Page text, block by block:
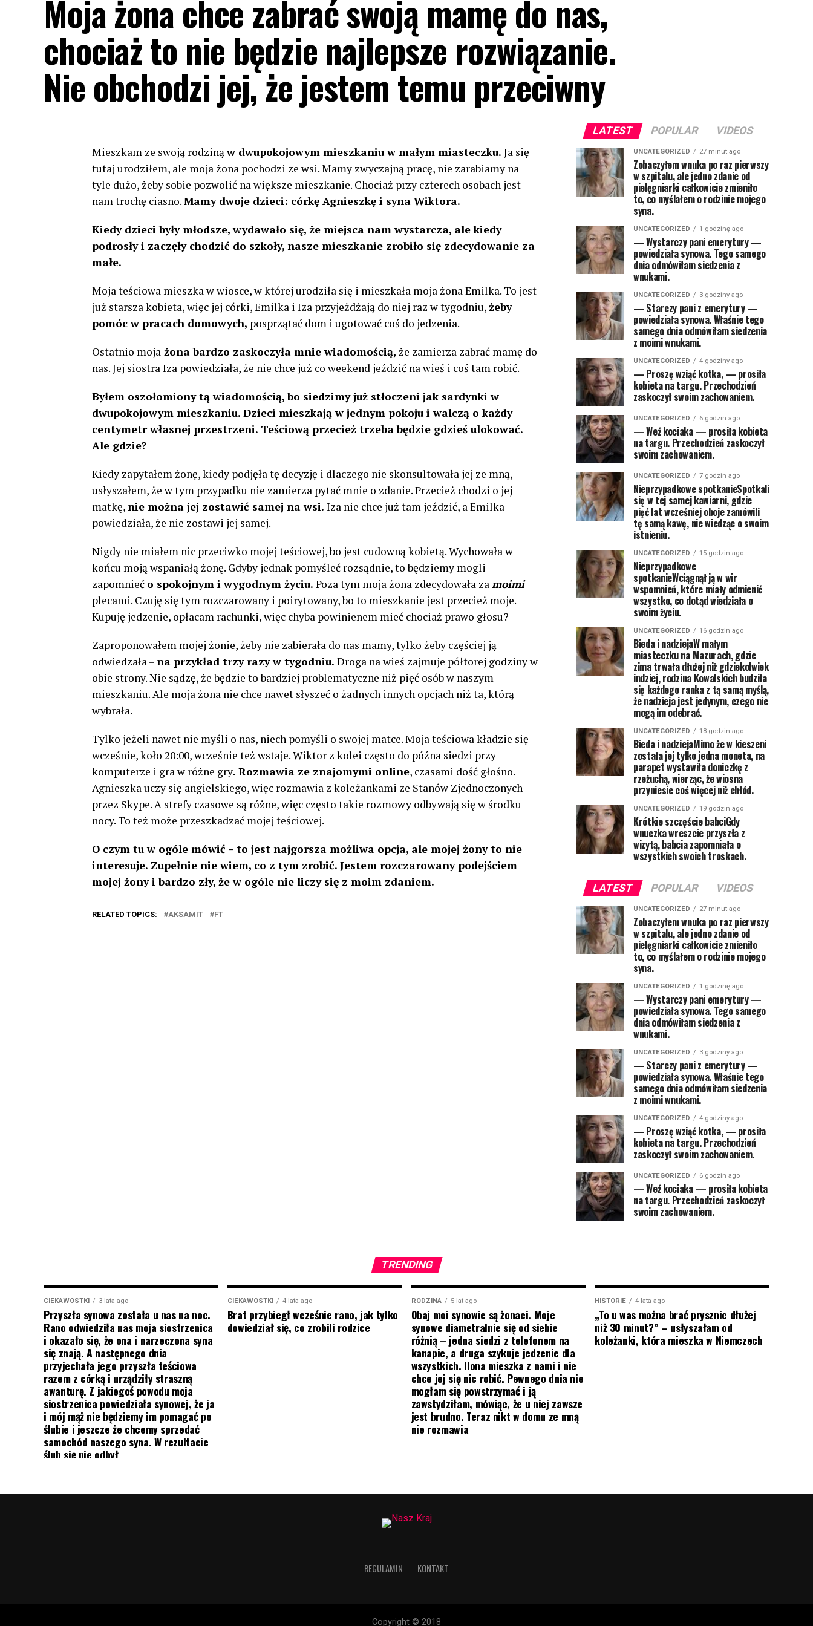
Moja żona chce zabrać swoją mamę do nas,
chociaż to nie będzie najlepsze rozwiązanie.
Nie obchodzi jej, że jestem temu przeciwny
Mieszkam ze swoją rodzinąw dwupokojowym mieszkaniu w małym miasteczku. Ja się
tutaj urodziłem, ale moja żona pochodzi ze wsi. Mamy zwyczajną pracę, nie zarabiamy na
tyle dużo, żeby sobie pozwolić na większe mieszkanie. Chociaż przy czterech osobach jest
nam trochę ciasno.Mamy dwoje dzieci: córkę Agnieszkę i syna Wiktora.
Kiedy dzieci były młodsze, wydawało się, że miejsca nam wystarcza, ale kiedy
podrosły i zaczęły chodzić do szkoły, nasze mieszkanie zrobiło się zdecydowanie za
małe.
Moja teściowa mieszka w wiosce, w której urodziła się i mieszkała moja żona Emilka. To jest
już starsza kobieta, więc jej córki, Emilka i Iza przyjeżdżają do niej raz w tygodniu,żeby
pomóc w pracach domowych, posprzątać dom i ugotować coś do jedzenia.
Ostatnio moja żona bardzo zaskoczyła mnie wiadomością, że zamierza zabrać mamę do
nas. Jej siostra Iza powiedziała, że ​​nie chce już co weekend jeździć na wieś i coś tam robić.
Byłem oszołomiony tą wiadomością, bo siedzimy już stłoczeni jak sardynki w
dwupokojowym mieszkaniu. Dzieci mieszkają w jednym pokoju i walczą o każdy
centymetr własnej przestrzeni. Teściową przecież trzeba będzie gdzieś ulokować.
Ale gdzie?
Kiedy zapytałem żonę, kiedy podjęła tę decyzję i dlaczego nie skonsultowała jej ze mną,
usłyszałem, że w tym przypadku nie zamierza pytać mnie o zdanie. Przecież chodzi o jej
matkę,nie można jej zostawić samej na wsi. Iza nie chce już tam jeździć, a Emilka
powiedziała, że ​​nie zostawi jej samej.
Nigdy nie miałem nic przeciwko mojej teściowej, bo jest cudowną kobietą. Wychowała w
końcu moją wspaniałą żonę. Gdyby jednak pomyśleć rozsądnie, to będziemy mogli
zapomnieć o spokojnym i wygodnym życiu. Poza tym moja żona zdecydowała zamoimi
plecami. Czuję się tym rozczarowany i poirytowany, bo to mieszkanie jest przecież moje.
Kupuję jedzenie, opłacam rachunki, więc chyba powinienem mieć chociaż prawo głosu?
Zaproponowałem mojej żonie, żeby nie zabierała do nas mamy, tylko żeby częściej ją
odwiedzała –na przykład trzy razy w tygodniu. Droga na wieś zajmuje półtorej godziny w
obie strony. Nie sądzę, że będzie to bardziej problematyczne niż pięć osób w naszym
mieszkaniu. Ale moja żona nie chce nawet słyszeć o żadnych innych opcjach niż ta, którą
wybrała.
Tylko jeżeli nawet nie myśli o nas, niech pomyśli o swojej matce. Moja teściowa kładzie się
wcześnie, koło 20:00, wcześnie też wstaje. Wiktor z kolei często do późna siedzi przy
komputerze i gra w różne gry. Rozmawia ze znajomymi online, czasami dość głośno.
Agnieszka uczy się angielskiego, więc rozmawia z koleżankami ze Stanów Zjednoczonych
przez Skype. A strefy czasowe są różne, więc często takie rozmowy odbywają się w środku
nocy. To też może przeszkadzać mojej teściowej.
O czym tu w ogóle mówić – to jest najgorsza możliwa opcja, ale mojej żony to nie
interesuje. Zupełnie nie wiem, co z tym zrobić. Jestem rozczarowany podejściem
mojej żony i bardzo zły, że w ogóle nie liczy się z moim zdaniem.
RELATED TOPICS: AKSAMIT FT
LATEST POPULAR VIDEOS
UNCATEGORIZED 27 minut ago
Zobaczyłem wnuka po raz pierwszy
w szpitalu, ale jedno zdanie od
pielęgniarki całkowicie zmieniło
to, co myślałem o rodzinie mojego
syna.
UNCATEGORIZED 1 godzinę ago
— Wystarczy pani emerytury —
powiedziała synowa. Tego samego
dnia odmówiłam siedzenia z
wnukami.
UNCATEGORIZED 3 godziny ago
— Starczy pani z emerytury —
powiedziała synowa. Właśnie tego
samego dnia odmówiłam siedzenia
z moimi wnukami.
UNCATEGORIZED 4 godziny ago
— Proszę wziąć kotka, — prosiła
kobieta na targu. Przechodzień
zaskoczył swoim zachowaniem.
UNCATEGORIZED 6 godzin ago
— Weź kociaka — prosiła kobieta
na targu. Przechodzień zaskoczył
swoim zachowaniem.
UNCATEGORIZED 7 godzin ago
Nieprzypadkowe spotkanieSpotkali
się w tej samej kawiarni, gdzie
pięć lat wcześniej oboje zamówili
tę samą kawę, nie wiedząc o swoim
istnieniu.
UNCATEGORIZED 15 godzin ago
Nieprzypadkowe
spotkanieWciągnął ją w wir
wspomnień, które miały odmienić
wszystko, co dotąd wiedziała o
swoim życiu.
UNCATEGORIZED 16 godzin ago
Bieda i nadziejaW małym
miasteczku na Mazurach, gdzie
zima trwała dłużej niż gdziekolwiek
indziej, rodzina Kowalskich budziła
się każdego ranka z tą samą myślą,
że nadzieja jest jedynym, czego nie
mogą im odebrać.
UNCATEGORIZED 18 godzin ago
Bieda i nadziejaMimo że w kieszeni
została jej tylko jedna moneta, na
parapet wystawiła doniczkę z
rzeżuchą, wierząc, że wiosna
przyniesie coś więcej niż chłód.
UNCATEGORIZED 19 godzin ago
Krótkie szczęście babciGdy
wnuczka wreszcie przyszła z
wizytą, babcia zapomniała o
wszystkich swoich troskach.
LATEST POPULAR VIDEOS
UNCATEGORIZED 27 minut ago
Zobaczyłem wnuka po raz pierwszy
w szpitalu, ale jedno zdanie od
pielęgniarki całkowicie zmieniło
to, co myślałem o rodzinie mojego
syna.
UNCATEGORIZED 1 godzinę ago
— Wystarczy pani emerytury —
powiedziała synowa. Tego samego
dnia odmówiłam siedzenia z
wnukami.
UNCATEGORIZED 3 godziny ago
— Starczy pani z emerytury —
powiedziała synowa. Właśnie tego
samego dnia odmówiłam siedzenia
z moimi wnukami.
UNCATEGORIZED 4 godziny ago
— Proszę wziąć kotka, — prosiła
kobieta na targu. Przechodzień
zaskoczył swoim zachowaniem.
UNCATEGORIZED 6 godzin ago
— Weź kociaka — prosiła kobieta
na targu. Przechodzień zaskoczył
swoim zachowaniem.
TRENDING
CIEKAWOSTKI 3 lata ago
Przyszła synowa została u nas na noc.
Rano odwiedziła nas moja siostrzenica
i okazało się, że ona i narzeczona syna
się znają. A następnego dnia
przyjechała jego przyszła teściowa
razem z córką i urządziły straszną
awanturę. Z jakiegoś powodu moja
siostrzenica powiedziała synowej, że ja
i mój mąż nie będziemy im pomagać po
ślubie i jeszcze że chcemy sprzedać
samochód naszego syna. W rezultacie
ślub się nie odbył
CIEKAWOSTKI 4 lata ago
Brat przybiegł wcześnie rano, jak tylko
dowiedział się, co zrobili rodzice
RODZINA 5 lat ago
Obaj moi synowie są żonaci. Moje
synowe diametralnie się od siebie
różnią – jedna siedzi z telefonem na
kanapie, a druga szykuje jedzenie dla
wszystkich. Ilona mieszka z nami i nie
chce jej się nic robić. Pewnego dnia nie
mogłam się powstrzymać i ją
zawstydziłam, mówiąc, że u niej zawsze
jest brudno. Teraz nikt w domu ze mną
nie rozmawia
HISTORIE 4 lata ago
„To u was można brać prysznic dłużej
niż 30 minut?” – usłyszałam od
koleżanki, która mieszka w Niemczech
REGULAMIN KONTAKT
Copyright © 2018